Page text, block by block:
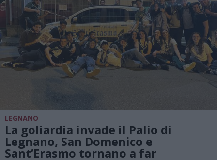
LEGNANO
La goliardia invade il Palio di
Legnano, San Domenico e
Sant’Erasmo tornano a far